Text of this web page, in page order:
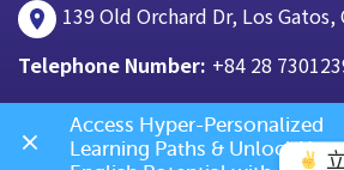
139 Old Orchard Dr, Los Gatos,
Telephone Number: +84 28
Access Hyper-Personalized
Learning Paths & Unlock Your